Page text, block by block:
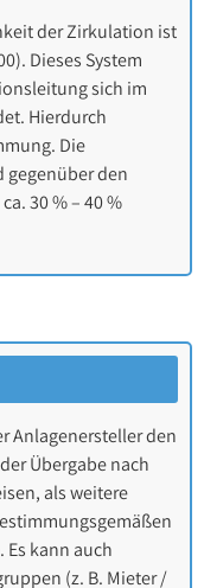
der Zirkulation ist
Dieses System
sich im
Hierdurch
Die
gegenüber den
30 % – 40 %
Anlagenersteller den
Übergabe nach
als weitere
kann auch
(z. B. Mieter /